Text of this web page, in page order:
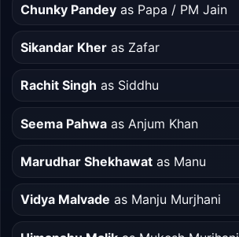
Chunky Pandeyas Papa / PM Jain
Sikandar Kheras Zafar
Rachit Singh as Siddhu
Seema Pahwaas Anjum Khan
Marudhar Shekhawatas Manu
Vidya Malvade as Manju Murjhani